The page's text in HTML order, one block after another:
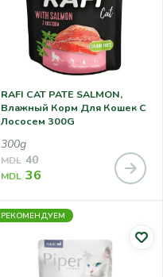
RAFI CAT PATE SALMON,
Влажный Корм Для Кошек С
Лососем 300G
300g
MDL 40
MDL 36
РЕКОМЕНДУЕМ